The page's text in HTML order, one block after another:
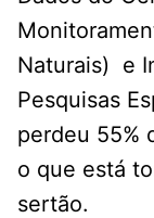
Naturais) e
Pesquisas
perdeu 55%
o que está
sertão.